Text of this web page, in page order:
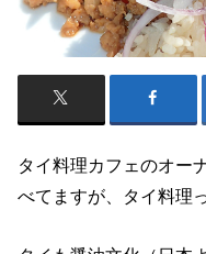
タイ料理カフェのオー
べてますが、タイ料理